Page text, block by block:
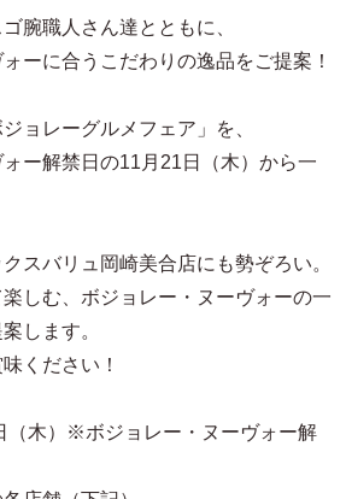
腕職人さん達とともに、
ーに合うこだわりの逸品をご提案！
ョレーグルメフェア」を、
ー解禁日の11月21日（木）から一
スバリュ岡崎美合店にも勢ぞろい。
楽しむ、ボジョレー・ヌーヴォーの一
します。
ください！
（木）※ボジョレー・ヌーヴォー解